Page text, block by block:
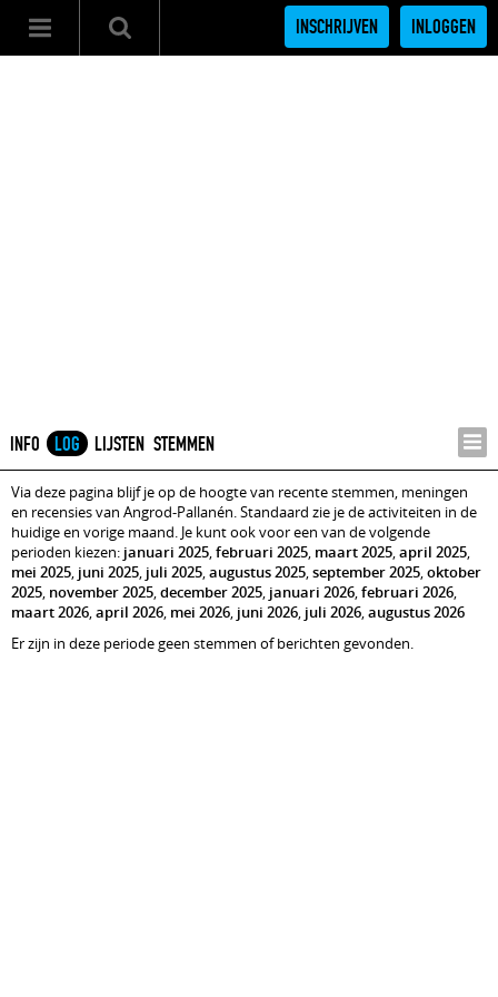
INSCHRIJVEN INLOGGEN
INFO LOG LIJSTEN STEMMEN
Via deze pagina blijf je op de hoogte van recente stemmen, meningen
en recensies van Angrod-Pallanén. Standaard zie je de activiteiten in de
huidige en vorige maand. Je kunt ook voor een van de volgende
perioden kiezen: januari 2025,februari 2025, maart 2025,april 2025,
mei 2025, juni 2025, juli 2025,augustus 2025,september 2025,oktober
2025, november 2025,december 2025, januari 2026,februari 2026,
maart 2026,april 2026, mei 2026, juni 2026, juli 2026,augustus 2026
Er zijn in deze periode geen stemmen of berichten gevonden.